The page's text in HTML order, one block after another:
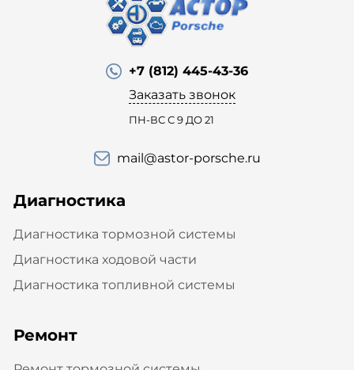
+7 (812) 445-43-36
Заказать звонок
ПН-ВС С 9 ДО 21
mail@astor-porsche.ru
Диагностика
Диагностика тормозной системы
Диагностика ходовой части
Диагностика топливной системы
Ремонт